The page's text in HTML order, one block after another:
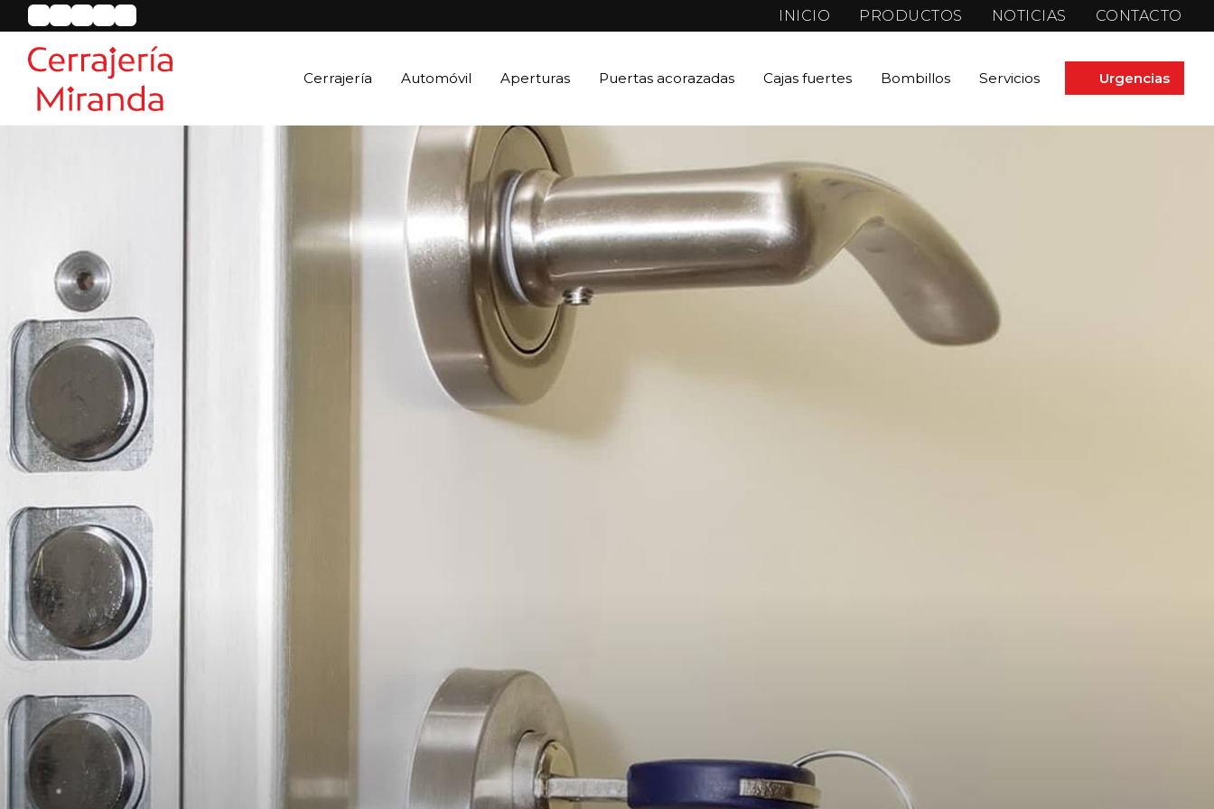
INICIO PRODUCTOS NOTICIAS CONTACTO
Cerrajería Automóvil Aperturas Puertas acorazadas Cajas fuertes Bombillos Servicios Urgencias